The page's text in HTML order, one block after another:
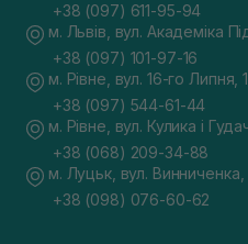
+38 (097) 611-95-94
м. Львів, вул. Академіка
+38 (097) 101-97-16
м. Рівне, вул. 16-го Липня,
+38 (097) 544-61-44
м. Рівне, вул. Кулика і
+38 (068) 209-34-88
м. Луцьк, вул. Винниченка,
+38 (098) 076-60-62